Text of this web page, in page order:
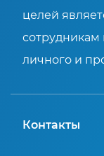
целей
сотрудникам
личного и
Контакты